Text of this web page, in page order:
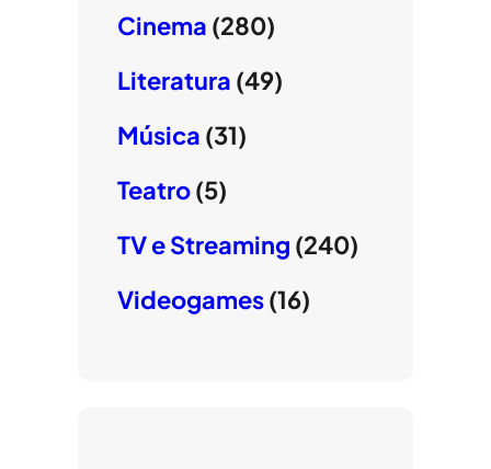
Cinema (280)
Literatura (49)
Música (31)
Teatro(5)
TV e Streaming (240)
Videogames(16)